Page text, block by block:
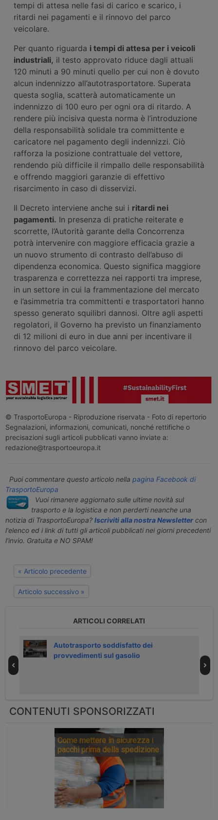
tempi di attesa nelle fasi di carico e scarico, i
ritardi nei pagamenti e il rinnovo del parco
veicolare.
Per quanto riguarda i tempi di attesa per i veicoli
industriali, il testo approvato riduce dagli attuali
120 minuti a 90 minuti quello per cui non è dovuto
alcun indennizzo all’autotrasportatore. Superata
questa soglia, scatterà automaticamente un
indennizzo di 100 euro per ogni ora di ritardo. A
rendere più incisiva questa norma è l’introduzione
della responsabilità solidale tra committente e
caricatore nel pagamento degli indennizzi. Ciò
rafforza la posizione contrattuale del vettore,
rendendo più difficile il rimpallo delle responsabilità
e offrendo maggiori garanzie di effettivo
risarcimento in caso di disservizi.
Il Decreto interviene anche sui i ritardi nei
pagamenti. In presenza di pratiche reiterate e
scorrette, l’Autorità garante della Concorrenza
potrà intervenire con maggiore efficacia grazie a
un nuovo strumento di contrasto dell’abuso di
dipendenza economica. Questo significa maggiore
trasparenza e correttezza nei rapporti tra imprese,
in un settore in cui la frammentazione del mercato
e l’asimmetria tra committenti e trasportatori hanno
spesso generato squilibri dannosi. Oltre agli aspetti
regolatori, il Governo ha previsto un finanziamento
di 12 milioni di euro in due anni per incentivare il
rinnovo del parco veicolare.
© TrasportoEuropa - Riproduzione riservata - Foto di repertorio
Segnalazioni, informazioni, comunicati, nonché rettifiche o
precisazioni sugli articoli pubblicati vanno inviate a:
redazione@trasportoeuropa.it
Puoi commentare questo articolo nella pagina Facebook di
TrasportoEuropa
Vuoi rimanere aggiornato sulle ultime novità sul
trasporto e la logistica e non perderti neanche una
notizia di TrasportoEuropa? Iscriviti alla nostra Newslettercon
l'elenco ed i link di tutti gli articoli pubblicati nei giorni precedenti
l'invio. Gratuita e NO SPAM!
« Articolo precedente
Articolo successivo »
ARTICOLI CORRELATI
Autotrasporto soddisfatto dei
provvedimenti sul gasolio
CONTENUTI SPONSORIZZATI
Come mettere in sicurezza i
pacchi prima della spedizione